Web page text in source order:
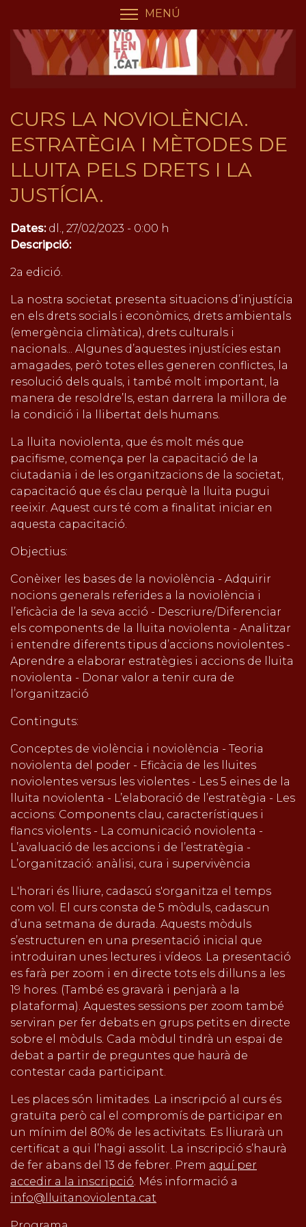
contingut
MENÚ
CURS LA NOVIOLÈNCIA.
ESTRATÈGIA I MÈTODES DE
LLUITA PELS DRETS I LA
JUSTÍCIA.
Dates: dl., 27/02/2023 - 0:00 h
Descripció:
2a edició.
La nostra societat presenta situacions d’injustícia
en els drets socials i econòmics, drets ambientals
(emergència climàtica), drets culturals i
nacionals... Algunes d’aquestes injustícies estan
amagades, però totes elles generen conflictes, la
resolució dels quals, i també molt important, la
manera de resoldre’ls, estan darrera la millora de
la condició i la llibertat dels humans.
La lluita noviolenta, que és molt més que
pacifisme, comença per la capacitació de la
ciutadania i de les organitzacions de la societat,
capacitació que és clau perquè la lluita pugui
reeixir. Aquest curs té com a finalitat iniciar en
aquesta capacitació.
Objectius:
Conèixer les bases de la noviolència - Adquirir
nocions generals referides a la noviolència i
l’eficàcia de la seva acció - Descriure/Diferenciar
els components de la lluita noviolenta - Analitzar
i entendre diferents tipus d’accions noviolentes -
Aprendre a elaborar estratègies i accions de lluita
noviolenta - Donar valor a tenir cura de
l’organització
Continguts:
Conceptes de violència i noviolència - Teoria
noviolenta del poder - Eficàcia de les lluites
noviolentes versus les violentes - Les 5 eines de la
lluita noviolenta - L’elaboració de l’estratègia - Les
accions: Components clau, característiques i
flancs violents - La comunicació noviolenta -
L’avaluació de les accions i de l’estratègia -
L’organització: anàlisi, cura i supervivència
L'horari és lliure, cadascú s'organitza el temps
com vol. El curs consta de 5 mòduls, cadascun
d’una setmana de durada. Aquests mòduls
s’estructuren en una presentació inicial que
introduiran unes lectures i vídeos. La presentació
es farà per zoom i en directe tots els dilluns a les
19 hores. (També es gravarà i penjarà a la
plataforma). Aquestes sessions per zoom també
serviran per fer debats en grups petits en directe
sobre el mòduls. Cada mòdul tindrà un espai de
debat a partir de preguntes que haurà de
contestar cada participant.
Les places són limitades. La inscripció al curs és
gratuïta però cal el compromís de participar en
un mínim del 80% de les activitats. Es lliurarà un
certificat a qui l’hagi assolit. La inscripció s’haurà
de fer abans del 13 de febrer. Prem aquí per
accedir a la inscripció. Més informació a
info@lluitanoviolenta.cat
Panell de gestió de galetes